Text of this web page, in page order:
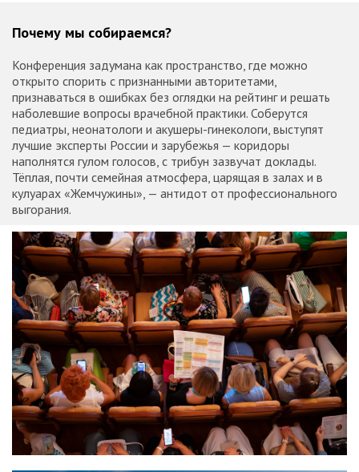
Почему мы собираемся?
Конференция задумана как пространство, где можно
открыто спорить с признанными авторитетами,
признаваться в ошибках без оглядки на рейтинг и решать
наболевшие вопросы врачебной практики. Соберутся
педиатры, неонатологи и акушеры-гинекологи, выступят
лучшие эксперты России и зарубежья — коридоры
наполнятся гулом голосов, с трибун зазвучат доклады.
Тёплая, почти семейная атмосфера, царящая в залах и в
кулуарах «Жемчужины», — антидот от профессионального
выгорания.